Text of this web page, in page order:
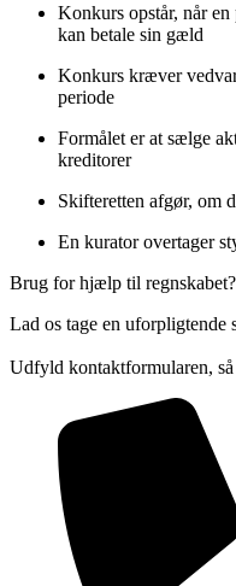
Konkurs opstår, når
kan betale sin gæld
Konkurs kræver
periode
Formålet er at sælge
kreditorer
Skifteretten afgør, om
En kurator overtager
Brug for hjælp til regnskabet?
Lad os tage en uforpligtende
Udfyld kontaktformularen,